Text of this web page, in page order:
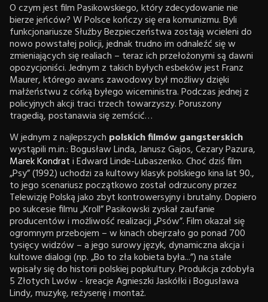
O czym jest film Pasikowskiego, który zdecydowanie nie
bierze jeńców? W Polsce kończy się era komunizmu. Byli
funkcjonariusze Służby Bezpieczeństwa zostają wcieleni do
nowo powstałej policji, jednak trudno im odnaleźć się w
zmieniających się realiach – teraz ich przełożonymi są dawni
opozycjoniści. Jednym z takich byłych esbeków jest Franz
Maurer, którego awans zawodowy był możliwy dzięki
małżeństwu z córką byłego wiceministra. Podczas jednej z
policyjnych akcji traci trzech towarzyszy. Poruszony
tragedią, postanawia się zemścić…
W jednym z najlepszych polskich filmów gangsterskich
wystąpili m.in.: Bogusław Linda, Janusz Gajos, Cezary Pazura,
Marek Kondrati Edward Linde-Lubaszenko. Choć dziś film
„Psy” (1992) uchodzi za kultowy klasyk polskiego kina lat 90.,
to jego scenariusz początkowo został odrzucony przez
Telewizję Polską jako zbyt kontrowersyjny i brutalny. Dopiero
po sukcesie filmu „Kroll” Pasikowski zyskał zaufanie
producentów i możliwość realizacji „Psów”. Film okazał się
ogromnym przebojem – w kinach obejrzało go ponad 700
tysięcy widzów – a jego surowy język, dynamiczna akcja i
kultowe dialogi (np. „Bo to zła kobieta była...”) na stałe
wpisały się do historii polskiej popkultury. Produkcja zdobyła
5 Złotych Lwów - kreacje Agnieszki Jaskółki i Bogusława
Lindy, muzykę, reżyserię i montaż.